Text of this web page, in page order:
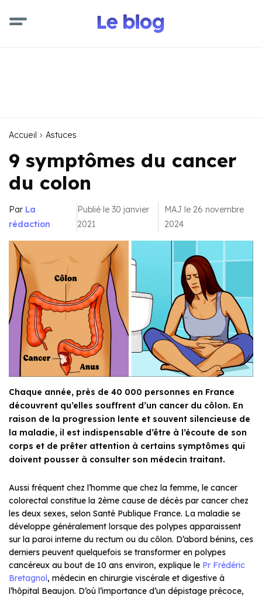
Accueil Astuces
9 symptômes du cancer
du colon
Par La
rédaction
Publié le 30 janvier
2021
MAJ le 26 novembre
2024
Chaque année, près de 40 000 personnes en France
découvrent qu’elles souffrent d’un cancer du côlon. En
raison de la progression lente et souvent silencieuse de
la maladie, il est indispensable d’être à l’écoute de son
corps et de prêter attention à certains symptômes qui
doivent pousser à consulter son médecin traitant.
Aussi fréquent chez l’homme que chez la femme, le cancer
colorectal constitue la 2ème cause de décès par cancer chez
les deux sexes, selon Santé Publique France. La maladie se
développe généralement lorsque des polypes apparaissent
sur la paroi interne du rectum ou du côlon. D’abord bénins, ces
derniers peuvent quelquefois se transformer en polypes
cancéreux au bout de 10 ans environ, explique le Pr Frédéric
Bretagnol , médecin en chirurgie viscérale et digestive à
l’hôpital Beaujon. D’où l’importance d’un dépistage précoce,